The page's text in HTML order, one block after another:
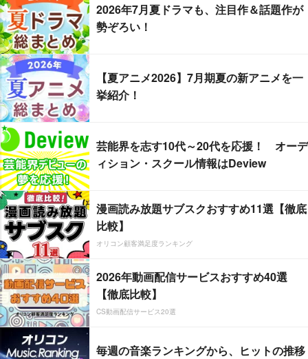
2026年7月夏ドラマも、注目作＆話題作が
勢ぞろい！
【夏アニメ2026】7月期夏の新アニメを一
挙紹介！
芸能界を志す10代～20代を応援！ オーデ
ィション・スクール情報はDeview
漫画読み放題サブスクおすすめ11選【徹底
比較】
オリコン顧客満足度ランキング
2026年動画配信サービスおすすめ40選
【徹底比較】
CS動画配信サービス20選
毎週の音楽ランキングから、ヒットの推移